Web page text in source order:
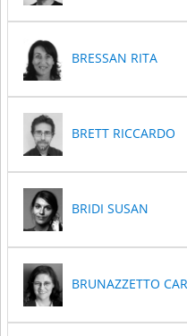
BRESSAN RITA
BRETT RICCARDO
BRIDI SUSAN
BRUNAZZETTO